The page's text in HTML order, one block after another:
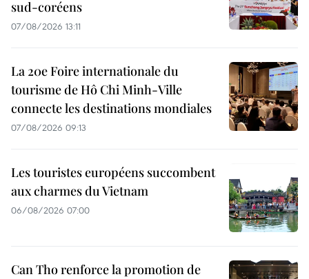
sud-coréens
07/08/2026 13:11
La 20e Foire internationale du
tourisme de Hô Chi Minh-Ville
connecte les destinations mondiales
07/08/2026 09:13
Les touristes européens succombent
aux charmes du Vietnam
06/08/2026 07:00
Can Tho renforce la promotion de